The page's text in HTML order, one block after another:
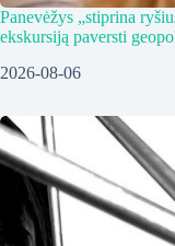
Panevėžys „stiprina
ekskursiją paversti
2026-08-06